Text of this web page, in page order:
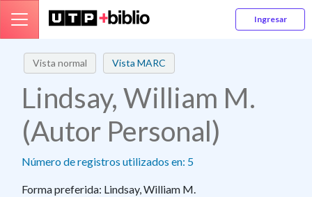
Ingresar
Vista normal Vista MARC
Lindsay, William M.
(Autor Personal)
Número de registros utilizados en: 5
Forma preferida: Lindsay, William M.